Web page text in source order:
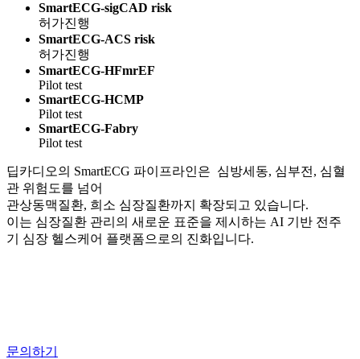
SmartECG-sigCAD risk
허가진행
SmartECG-ACS risk
허가진행
SmartECG-HFmrEF
Pilot test
SmartECG-HCMP
Pilot test
SmartECG-Fabry
Pilot test
딥카디오의 SmartECG 파이프라인은 심방세동, 심부전, 심혈
관 위험도를 넘어
관상동맥질환, 희소 심장질환까지 확장되고 있습니다.
이는 심장질환 관리의 새로운 표준을 제시하는 AI 기반 전주
기 심장 헬스케어 플랫폼으로의 진화입니다.
문의하기